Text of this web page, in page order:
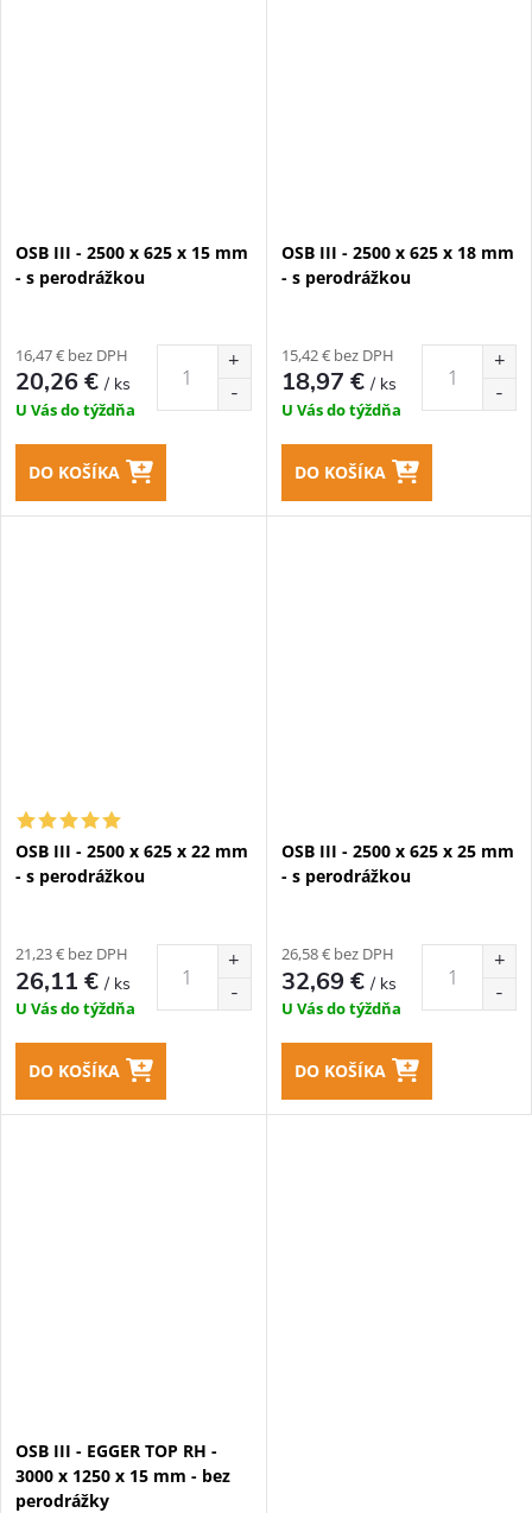
OSB III - 2500 x 625 x 15 mm
- s perodrážkou
16,47 € bez DPH
20,26 €/ ks
U Vás do týždňa
DO KOŠÍKA
OSB III - 2500 x 625 x 18 mm
- s perodrážkou
15,42 € bez DPH
18,97 €/ ks
U Vás do týždňa
DO KOŠÍKA
OSB III - 2500 x 625 x 22 mm
- s perodrážkou
21,23 € bez DPH
26,11 €/ ks
U Vás do týždňa
DO KOŠÍKA
OSB III - 2500 x 625 x 25 mm
- s perodrážkou
26,58 € bez DPH
32,69 €/ ks
U Vás do týždňa
DO KOŠÍKA
OSB III - EGGER TOP RH -
3000 x 1250 x 15 mm - bez
perodrážky